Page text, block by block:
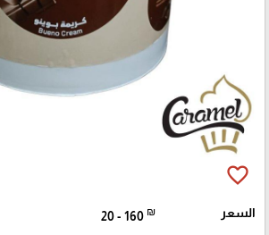
favorite_border
السعر 20 - 160 ₪